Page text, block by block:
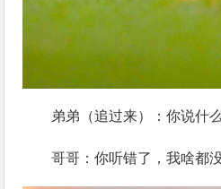
弟弟（追过来）：你说什
哥哥：你听错了，我啥